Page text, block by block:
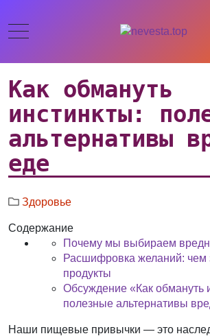
Как обмануть
инстинкты:
альтернативы
еде
Здоровье
Содержание
Почему мы выбираем
Расшифровка желаний: чем
продукты
Обсуждение «Как обмануть
полезные альтернативы
Наши пищевые привычки — это